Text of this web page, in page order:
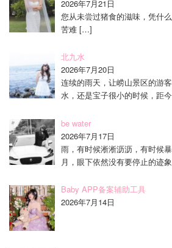
2026年7月21日
您从未尝过猪食的滋味，凭什
苦难[…]
北九水
2026年7月20日
连续的雨天，让崂山景区的游
水，还是宝子很小的时候，距今
be water
2026年7月17日
雨，有时候淅淅沥沥，有时候
月，眼下依然没有要停止的迹象
Baby APP备案辅助工具
2026年7月14日